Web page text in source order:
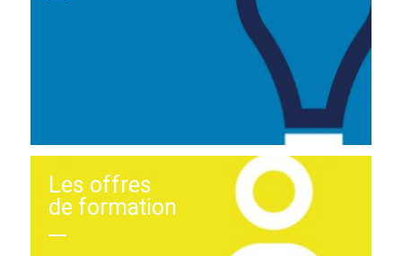
Les offres
de formation